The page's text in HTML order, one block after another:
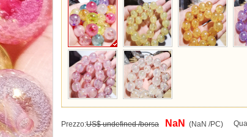
Prezzo:US$ undefined /borsa NaN (NaN /PC)